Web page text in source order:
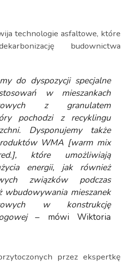
technologie asfaltowe, które
budownictwa
do dyspozycji specjalne
w mieszankach
z granulatem
pochodzi z recyklingu
Dysponujemy także
WMA [warm mix
które umożliwiają
energii, jak również
związków podczas
wbudowywania mieszanek
w konstrukcję
– mówi Wiktoria
przez ekspertkę